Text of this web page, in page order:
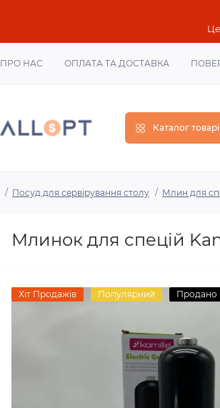
ПРО НАС ОПЛАТА ТА ДОСТАВКА
Каталог
Посуд для сервірування столу Млин для
Млинок для спецій
Хіт Продажів Популярний Продано